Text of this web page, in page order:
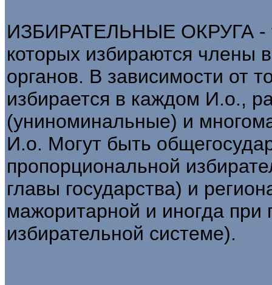
ИЗБИРАТЕЛЬНЫЕ ОКРУГА -
которых избираются члены
органов. В зависимости от
избирается в каждом И.о.,
(униноминальные) и
И.о. Могут быть
пропорциональной
главы государства) и
мажоритарной и иногда при
избирательной системе).